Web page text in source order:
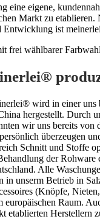
eine eigene,
Markt zu etablieren.
Entwicklung ist
wird in einer uns
hergestellt. Durch
wir uns bereits von
überzeugen
Schnitt und Stoffe
der Rohware
Alle
in unserm Betrieb in
(Knöpfe,
europäischen Raum.
etablierten Herstellern